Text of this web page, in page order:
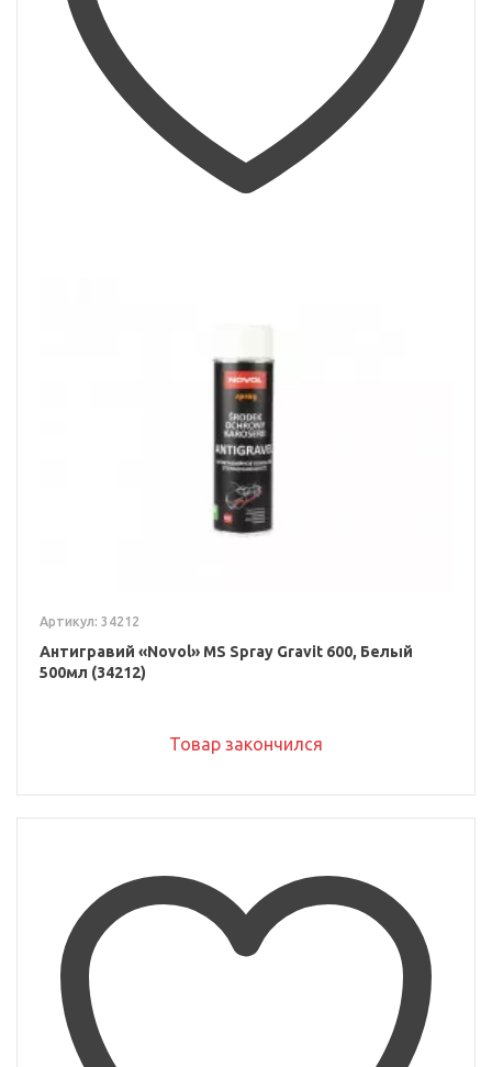
Артикул: 34212
Антигравий «Novol» MS Spray Gravit 600, Белый
500мл (34212)
Товар закончился